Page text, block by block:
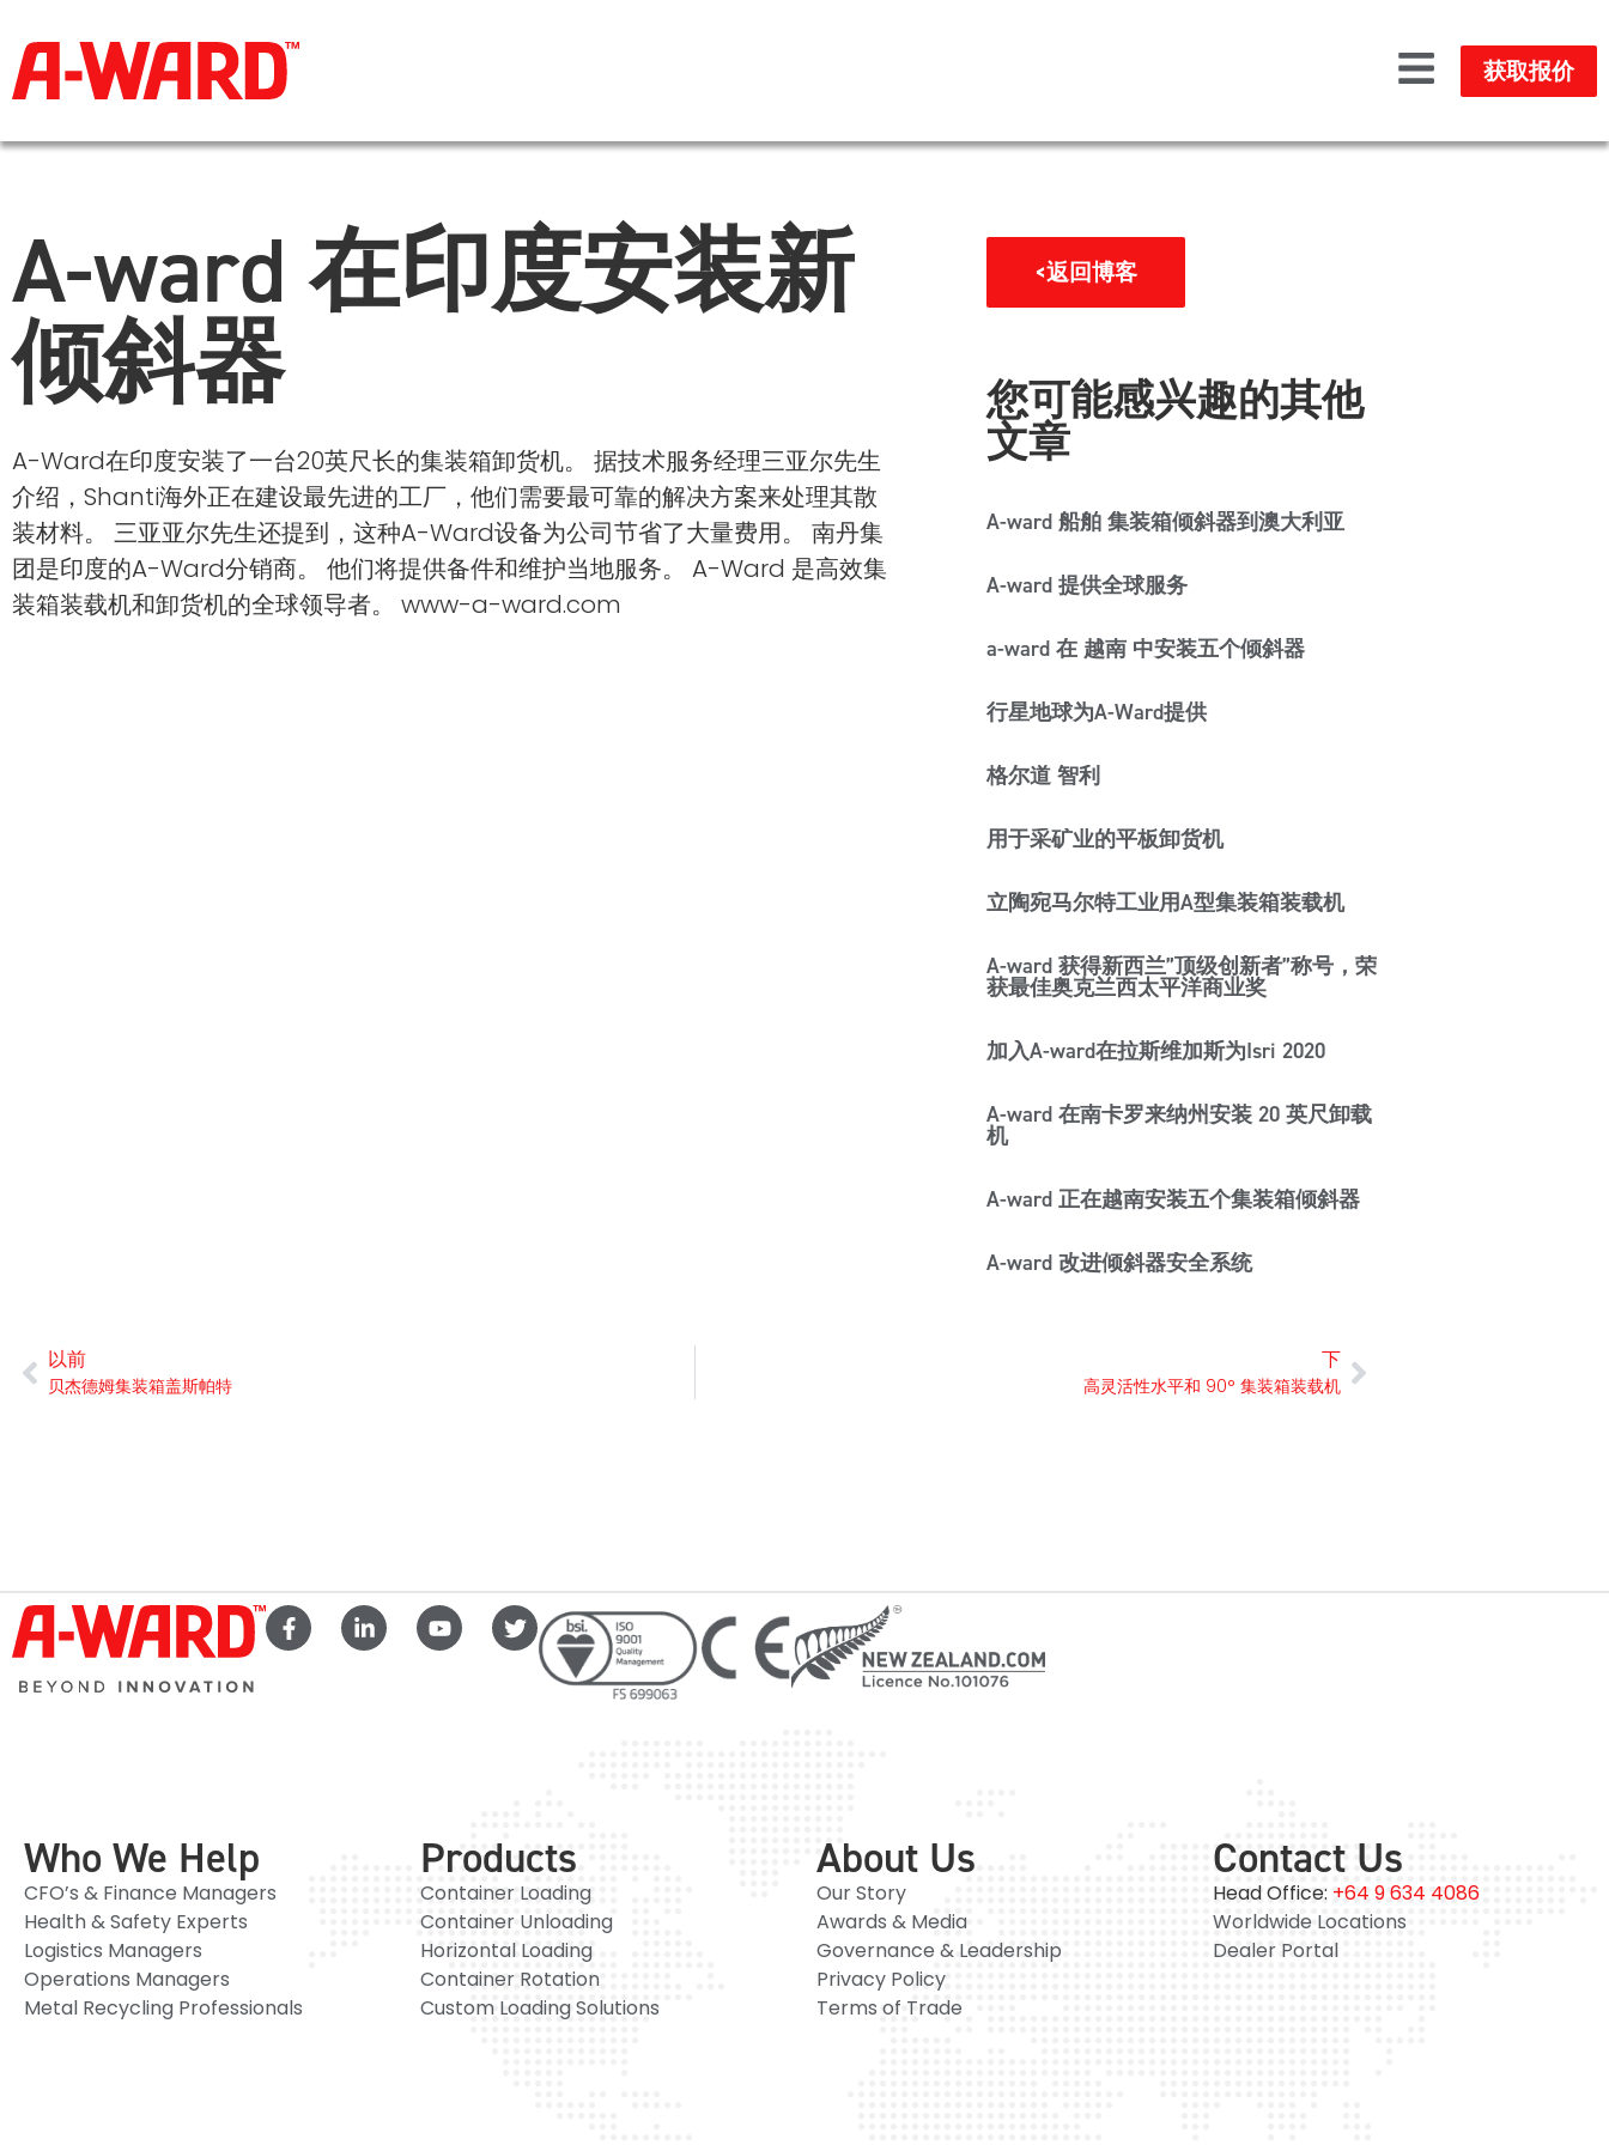
获取报价
A-ward 在印度安装新
倾斜器
A-Ward在印度安装了一台20英尺长的集装箱卸货机。 据技术服务经理三亚尔先生
介绍，Shanti海外正在建设最先进的工厂，他们需要最可靠的解决方案来处理其散
装材料。 三亚亚尔先生还提到，这种A-Ward设备为公司节省了大量费用。 南丹集
团是印度的A-Ward分销商。 他们将提供备件和维护当地服务。 A-Ward 是高效集
装箱装载机和卸货机的全球领导者。 www-a-ward.com
<返回博客
您可能感兴趣的其他
文章
A-ward 船舶 集装箱倾斜器到澳大利亚
A-ward 提供全球服务
a-ward 在 越南 中安装五个倾斜器
行星地球为A-Ward提供
格尔道 智利
用于采矿业的平板卸货机
立陶宛马尔特工业用A型集装箱装载机
A-ward 获得新西兰”顶级创新者”称号，荣
获最佳奥克兰西太平洋商业奖
加入A-ward在拉斯维加斯为Isri 2020
A-ward 在南卡罗来纳州安装 20 英尺卸载
机
A-ward 正在越南安装五个集装箱倾斜器
A-ward 改进倾斜器安全系统
以前
贝杰德姆集装箱盖斯帕特
下
高灵活性水平和 90° 集装箱装载机
Who We Help
CFO’s & Finance Managers
Health & Safety Experts
Logistics Managers
Operations Managers
Metal Recycling Professionals
Products
Container Loading
Container Unloading
Horizontal Loading
Container Rotation
Custom Loading Solutions
About Us
Our Story
Awards & Media
Governance & Leadership
Privacy Policy
Terms of Trade
Contact Us
Head Office: +64 9 634 4086
Worldwide Locations
Dealer Portal